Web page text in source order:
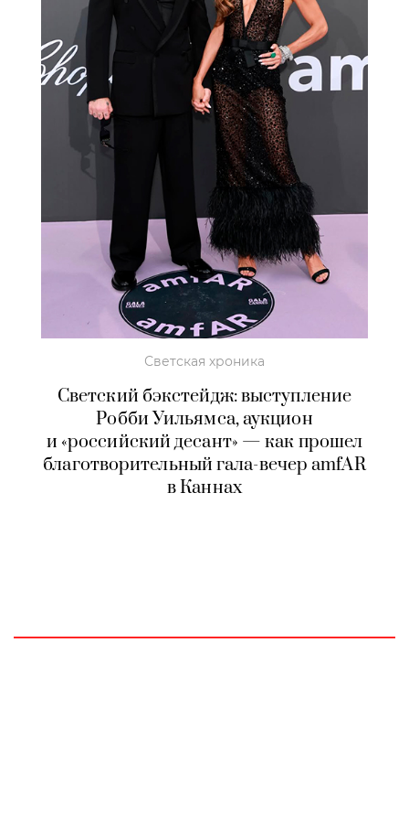
Светская хроника
Светский бэкстейдж: выступление
Робби Уильямса, аукцион
и «российский десант» — как прошел
благотворительный гала-вечер amfAR
в Каннах